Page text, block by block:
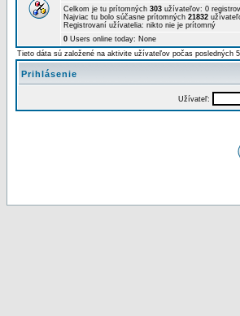
Celkom je tu prítomných 303 užívateľov: 0
Najviac tu bolo súčasne prítomných 21832
Registrovaní užívatelia: nikto nie je prítomný
0 Users online today: None
Tieto dáta sú založené na aktivite užívateľov počas posledných
Prihlásenie
Užívateľ: